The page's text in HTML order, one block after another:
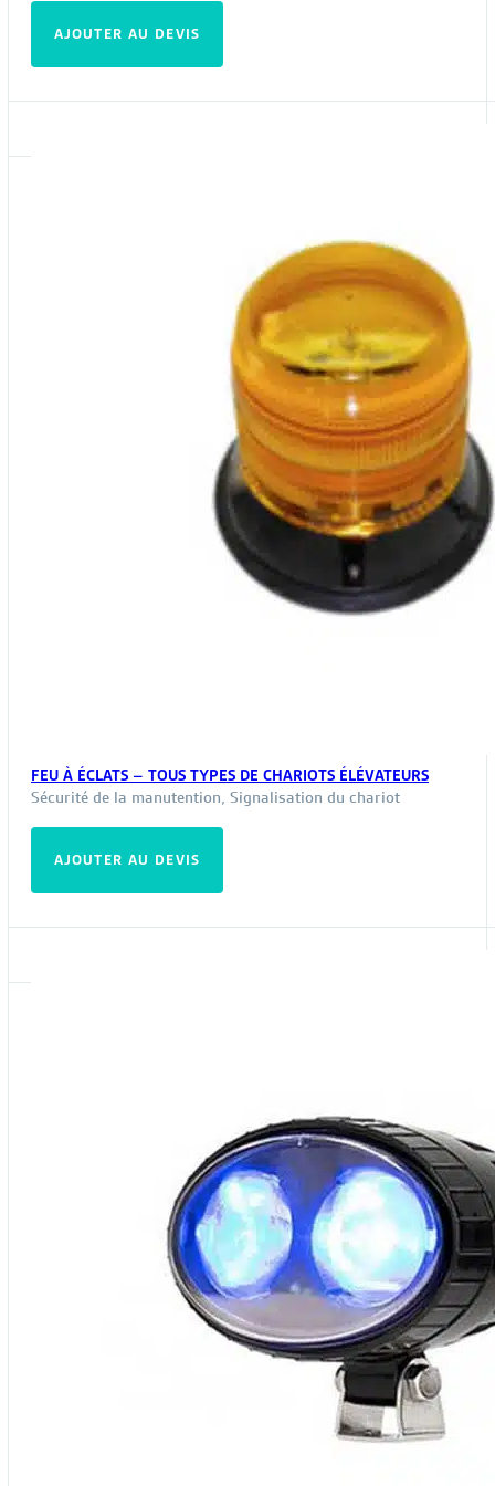
AJOUTER AU DEVIS
FEU À ÉCLATS – TOUS TYPES DE CHARIOTS ÉLÉVATEURS
Sécurité de la manutention, Signalisation du chariot
AJOUTER AU DEVIS